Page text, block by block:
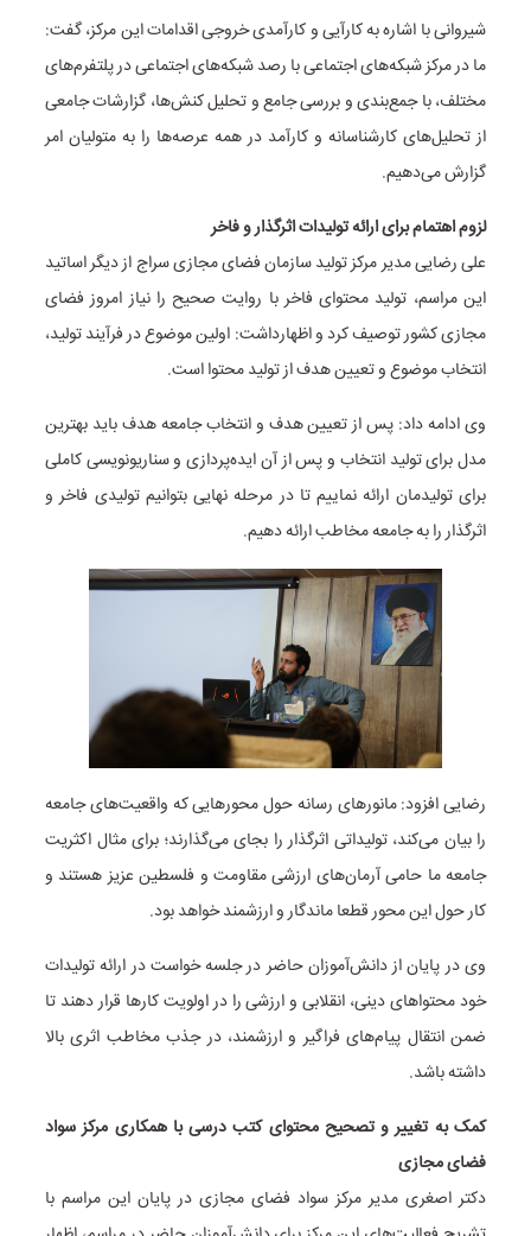
شیروانی با اشاره به کارآیی و کارآمدی خروجی اقدامات این مرکز، گفت:
ما در مرکز شبکه‌های اجتماعی با رصد شبکه‌های اجتماعی در پلتفرم‌های
مختلف، با جمع‌بندی و بررسی جامع و تحلیل کنش‌ها، گزارشات جامعی
از تحلیل‌های کارشناسانه و کارآمد در همه عرصه‌ها را به متولیان امر
گزارش می‌دهیم.
لزوم اهتمام برای ارائه تولیدات اثرگذار و فاخر
علی رضایی مدیر مرکز تولید سازمان فضای مجازی سراج از دیگر اساتید
این مراسم، تولید محتوای فاخر با روایت صحیح را نیاز امروز فضای
مجازی کشور توصیف کرد و اظهارداشت: اولین موضوع در فرآیند تولید،
انتخاب موضوع و تعیین هدف از تولید محتوا است.
وی ادامه داد: پس از تعیین هدف و انتخاب جامعه هدف باید بهترین
مدل برای تولید انتخاب و پس از آن ایده‌پردازی و سناریونویسی کاملی
برای تولیدمان ارائه نماییم تا در مرحله نهایی بتوانیم تولیدی فاخر و
اثرگذار را به جامعه مخاطب ارائه دهیم.
رضایی افزود: مانورهای رسانه حول محورهایی که واقعیت‌های جامعه
را بیان می‌کند، تولیداتی اثرگذار را بجای می‌گذارند؛ برای مثال اکثریت
جامعه ما حامی آرمان‌های ارزشی مقاومت و فلسطین عزیز هستند و
کار حول این محور قطعا ماندگار و ارزشمند خواهد بود.
وی در پایان از دانش‌آموزان حاضر در جلسه خواست در ارائه تولیدات
خود محتواهای دینی، انقلابی و ارزشی را در اولویت کارها قرار دهند تا
ضمن انتقال پیام‌های فراگیر و ارزشمند، در جذب مخاطب اثری بالا
داشته باشد.
کمک به تغییر و تصحیح محتوای کتب درسی با همکاری مرکز سواد
فضای مجازی
دکتر اصغری مدیر مرکز سواد فضای مجازی در پایان این مراسم با